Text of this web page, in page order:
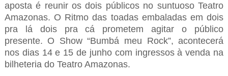
aposta é reunir os dois públicos no suntuoso Teatro
Amazonas. O Ritmo das toadas embaladas em dois
pra lá dois pra cá prometem agitar o público
presente. O Show “Bumbá meu Rock”, acontecerá
nos dias 14 e 15 de junho com ingressos à venda na
bilheteria do Teatro Amazonas.